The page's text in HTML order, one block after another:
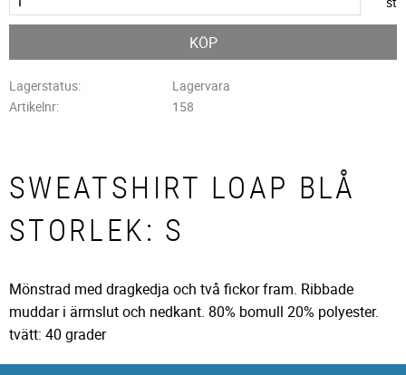
KÖP
Lagerstatus
Lagervara
Artikelnr
158
SWEATSHIRT LOAP BLÅ
STORLEK: S
Mönstrad med dragkedja och två fickor fram. Ribbade
muddar i ärmslut och nedkant. 80% bomull 20% polyester.
tvätt: 40 grader